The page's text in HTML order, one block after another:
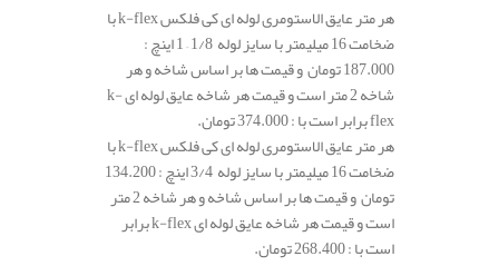
هر متر عایق الاستومری لوله ای کی فلکس k-flex با
ضخامت 16 میلیمتر با سایز لوله 1/8 – 1 اینچ :
187.000 تومان و قیمت ها بر اساس شاخه و هر
شاخه 2 متر است و قیمت هر شاخه عایق لوله ای k-
flex برابر است با : 374.000 تومان.
هر متر عایق الاستومری لوله ای کی فلکس k-flex با
ضخامت 16 میلیمتر با سایز لوله 3/4 اینچ : 134.200
تومان و قیمت ها بر اساس شاخه و هر شاخه 2 متر
است و قیمت هر شاخه عایق لوله ای k-flex برابر
است با : 268.400 تومان.